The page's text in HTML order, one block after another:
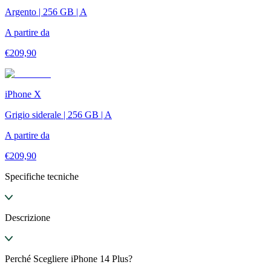
Argento | 256 GB | A
A partire da
€209,90
iPhone X
Grigio siderale | 256 GB | A
A partire da
€209,90
Specifiche tecniche
Descrizione
Perché Scegliere iPhone 14 Plus?